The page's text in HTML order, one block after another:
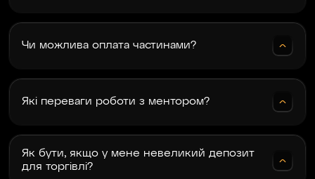
Чи можлива оплата частинами?
Які переваги роботи з ментором?
Як бути, якщо у мене невеликий депозит
для торгівлі?